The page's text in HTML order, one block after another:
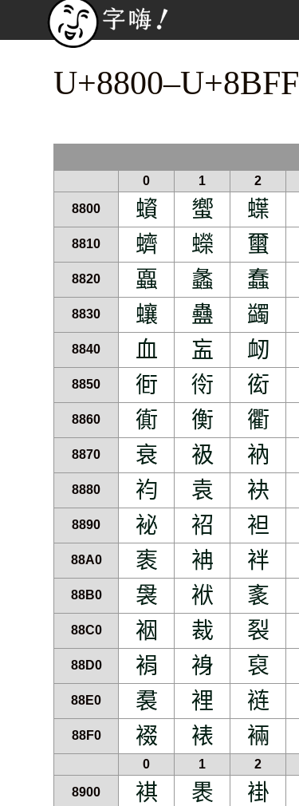
U+8800–U+8BFF
0
1 2
8800 蠀 蠁 蠂
8810 蠐 蠑 蠒
8820 蠠 蠡 蠢
8830 蠰 蠱 蠲
8840 血 衁 衂
8850 衐 衑 衒
8860 衠 衡 衢
8870 衰 衱 衲
8880 袀 袁 袂
8890 袐 袑 袒
88A0 袠 袡 袢
88B0 袰 袱 袲
88C0 裀 裁 裂
88D0 裐 裑 裒
88E0 裠 裡 裢
88F0 裰 裱 裲
0 1 2
8900 褀 褁 褂